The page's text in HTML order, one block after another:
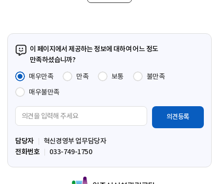
이 페이지에서 제공하는 정보에 대하여 어느 정도
만족하셨습니까?
매우만족
만족 보통
불만족
매우불만족
견
입
력
담당자
혁신경영부 업무담당자
전화번호
033-749-1750